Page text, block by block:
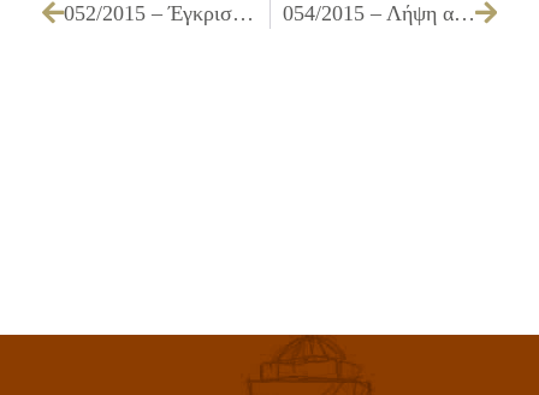
052/2015 – Έγκριση σχεδίου ανακοίνωσης ΣΟΧ 1/2015 το οποίο αντικαθιστά το σχέδιο ανακοίνωσης ΣΟΧ 5/2014 καθώς και την τον προσδιορισμό της διάρκειας των συμβάσεων της υπ’αριθμ. 60/2014 απόφασης Δ.Σ. 054/2015 – Λήψη απόφασης για την έγκριση της υπ’ αριθμ. ΟΙΚ 01/2015 μελέτης και του τρόπου εκτέλεσης του έργου ΕΡΓΑΣΙΕΣ ΑΝΑΚΑΤΑΣΚΕΥΗΣ ΔΑΠΕΔΟΥ ΣΤΟ ΓΗΠΕΔΟ ΕΠΙ ΤΗΣ ΟΔΟΥ ΙΓΝΑΤΙΟΥ Εργ. Ζ1/15